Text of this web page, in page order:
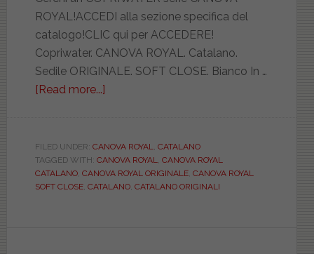
ROYAL!ACCEDI alla sezione specifica del
catalogo!CLIC qui per ACCEDERE!
Copriwater. CANOVA ROYAL. Catalano.
Sedile ORIGINALE. SOFT CLOSE. Bianco In …
[Read more...]
ROYAL.
ORIGINALE.
SOFT
FILED UNDER: CANOVA ROYAL, CATALANO
TAGGED WITH: CANOVA ROYAL, CANOVA ROYAL
CATALANO, CANOVA ROYAL ORIGINALE, CANOVA ROYAL
SOFT CLOSE, CATALANO, CATALANO ORIGINALI